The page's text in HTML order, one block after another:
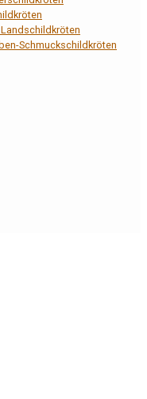
Schmuckschildkröten